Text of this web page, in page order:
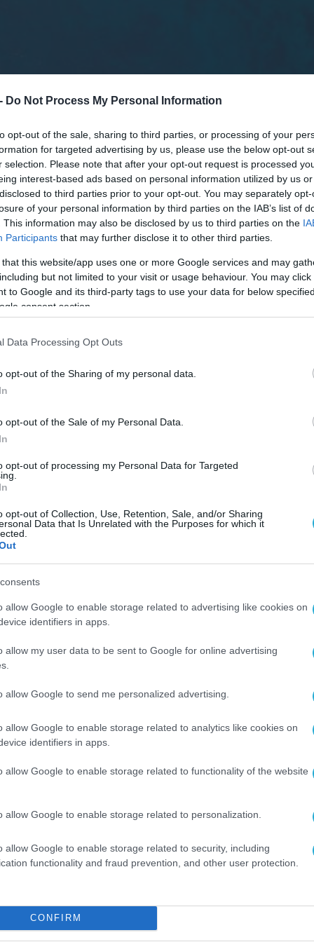
Do Not Process My Personal Information
opt-out of the sale, sharing to third parties, or processing of your
for targeted advertising by us, please use the below opt-out
selection. Please note that after your opt-out request is processed
interest-based ads based on personal information utilized by us
to third parties prior to your opt-out. You may separately
of your personal information by third parties on the IAB’s list of
This information may also be disclosed by us to third parties on the
Participants that may further disclose it to other third parties.
that this website/app uses one or more Google services and may
but not limited to your visit or usage behaviour. You may
to Google and its third-party tags to use your data for below
consent section.
Data Processing Opt Outs
opt-out of the Sharing of my personal data.
opt-out of the Sale of my Personal Data.
opt-out of processing my Personal Data for Targeted
opt-out of Collection, Use, Retention, Sale, and/or Sharing
Data that Is Unrelated with the Purposes for which it
allow Google to enable storage related to advertising like cookies on
identifiers in apps.
allow my user data to be sent to Google for online advertising
allow Google to send me personalized advertising.
allow Google to enable storage related to analytics like cookies on
identifiers in apps.
allow Google to enable storage related to functionality of the website
allow Google to enable storage related to personalization.
allow Google to enable storage related to security, including
functionality and fraud prevention, and other user protection.
CONFIRM
που δρομολογεί ο ΑΔΜΗΕ στα
ολοκλήρωση της διενέργειας του
των προσφορών κάθε τμήματος του
τάσης 150 kV και τεχνολογίας
συμφωνίας-πλαίσιο, με εξαετή διάρκεια,
και υπόγειων καλωδίων που θα
νησιωτικών συμπλεγμάτων, καθώς και σε
Ιονίου και του Αργοσαρωνικού, με
ΦΠΑ).
διαγωνιστική διαδικασία, η οποία
λόγω της ιστορικά υψηλής ζήτησης
διεθνές επίπεδο, εξασφαλίζοντας με αυτόν
στα εργοστάσια των αναδόχων.
πλέον συμφέρουσα οικονομική προσφορά. Το
τις διασυνδέσεις Θράκη–Λήμνος, Κως–Ρόδος,
Fulgor Α.Ε. και, αντίστοιχα, το δεύτερο
Ρόδος–Κάρπαθος, Αλιβέρι (GIS)–Σκύρος,
και Κεφαλονιά-Κυλλήνη, κέρδισε η
και τις πλέον συμφέρουσες οικονομικές
να ολοκληρωθεί με τις αντίστοιχες
των Δωδεκανήσων, η Κως, η Ρόδος και η
μέσω Κορίνθου, σε δύο διακριτές
θα περιλαμβάνει τα νησιά Λήμνο,
φάσεις.
της ενεργειακής ασφάλειας, τη
του δυναμικού των ΑΠΕ και την
του μεγαλύτερου προγράμματος νησιωτικών
καθοριστικά στη διαμόρφωση ενός
συστήματος.